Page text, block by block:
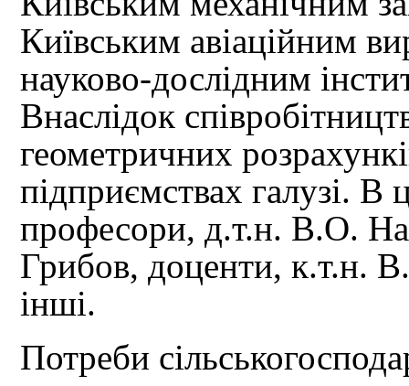
Київським авіаційним
науково-дослідним
Внаслідок
геометричних
підприємствах галузі.
професори, д.т.н. В.О.
Грибов, доценти, к.т.н.
інші.
Потреби